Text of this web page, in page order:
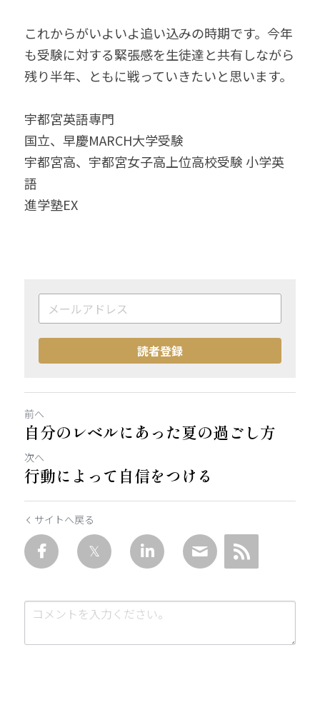
これからがいよいよ追い込みの時期です。今年
も受験に対する緊張感を生徒達と共有しながら
残り半年、ともに戦っていきたいと思います。
宇都宮英語専門
国立、早慶MARCH大学受験
宇都宮高、宇都宮女子高上位高校受験 小学英
語
進学塾EX
読者登録
前へ
自分のレベルにあった夏の過ごし方
次へ
行動によって自信をつける
サイトへ戻る